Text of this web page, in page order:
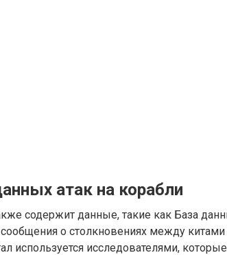
атак на корабли
содержит данные, такие как База
сообщения о столкновениях между
используется исследователями,